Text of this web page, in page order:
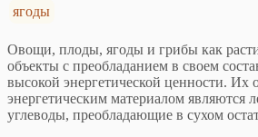
ягоды
Овощи, плоды, ягоды и грибы как
объекты с преобладанием в своем
высокой энергетической ценности. Их
энергетическим материалом являются
углеводы, преобладающие в сухом